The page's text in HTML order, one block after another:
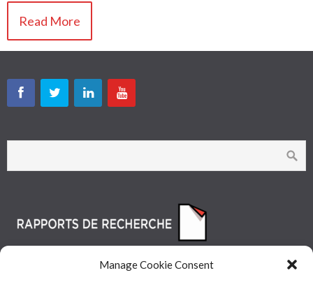
Manage Cookie Consent
Read More